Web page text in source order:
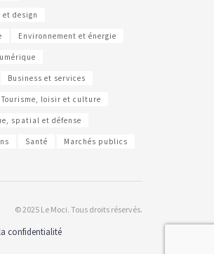
design
Environnement et énergie
Business et services
Tourisme, loisir et culture
spatial et défense
Santé Marchés publics
© 2025 Le Moci. Tous droits réservés.
confidentialité